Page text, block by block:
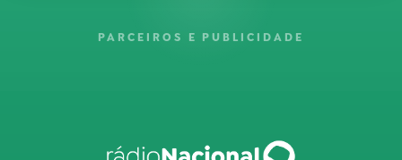
PARCEIROS E PUBLICIDADE